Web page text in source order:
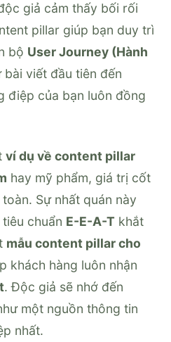
giả cảm thấy bối rối
pillar giúp bạn duy trì
bộ User Journey (Hành
bài viết đầu tiên đến
điệp của bạn luôn đồng
ví dụ về content pillar
hay mỹ phẩm, giá trị cốt
Sự nhất quán này
chuẩn E-E-A-T khắt
mẫu content pillar cho
khách hàng luôn nhận
. Độc giả sẽ nhớ đến
một nguồn thông tin
nhất.